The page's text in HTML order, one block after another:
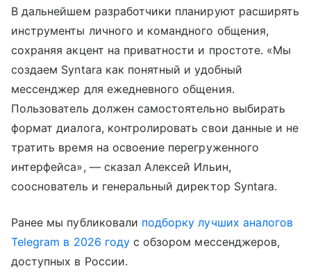
В дальнейшем разработчики планируют расширять
инструменты личного и командного общения,
сохраняя акцент на приватности и простоте. «Мы
создаем Syntara как понятный и удобный
мессенджер для ежедневного общения.
Пользователь должен самостоятельно выбирать
формат диалога, контролировать свои данные и не
тратить время на освоение перегруженного
интерфейса», — сказал Алексей Ильин,
сооснователь и генеральный директор Syntara.
Ранее мы публиковали подборку лучших аналогов
Telegram в 2026 годус обзором мессенджеров,
доступных в России.